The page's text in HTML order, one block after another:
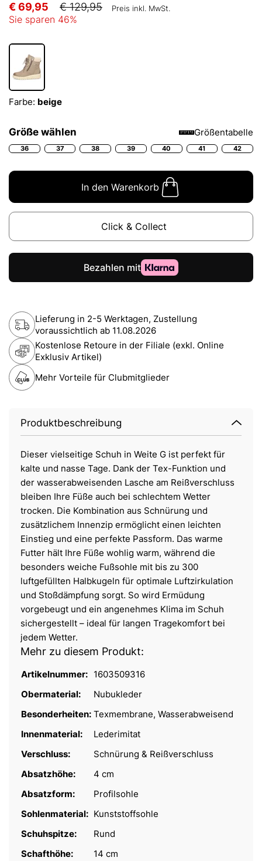
€ 69,95 € 129,95 Preis inkl. MwSt.
Sie sparen 46%
Farbe: beige
Größe wählen Größentabelle
36 37 38 39 40 41 42
In den Warenkorb
Click & Collect
Lieferung in 2-5 Werktagen, Zustellung
voraussichtlich ab 11.08.2026
Kostenlose Retoure in der Filiale (exkl. Online
Exklusiv Artikel)
Mehr Vorteile für Clubmitglieder
Produktbeschreibung
Dieser vielseitige Schuh in Weite G ist perfekt für
kalte und nasse Tage. Dank der Tex-Funktion und
der wasserabweisenden Lasche am Reißverschluss
bleiben Ihre Füße auch bei schlechtem Wetter
trocken. Die Kombination aus Schnürung und
zusätzlichem Innenzip ermöglicht einen leichten
Einstieg und eine perfekte Passform. Das warme
Futter hält Ihre Füße wohlig warm, während die
besonders weiche Fußsohle mit bis zu 300
luftgefüllten Halbkugeln für optimale Luftzirkulation
und Stoßdämpfung sorgt. So wird Ermüdung
vorgebeugt und ein angenehmes Klima im Schuh
sichergestellt – ideal für langen Tragekomfort bei
jedem Wetter.
Mehr zu diesem Produkt:
Artikelnummer: 1603509316
Obermaterial:
Nubukleder
Besonderheiten: Texmembrane, Wasserabweisend
Innenmaterial:
Lederimitat
Verschluss:
Schnürung & Reißverschluss
Absatzhöhe:
4 cm
Absatzform:
Profilsohle
Sohlenmaterial: Kunststoffsohle
Schuhspitze:
Rund
Schafthöhe:
14 cm